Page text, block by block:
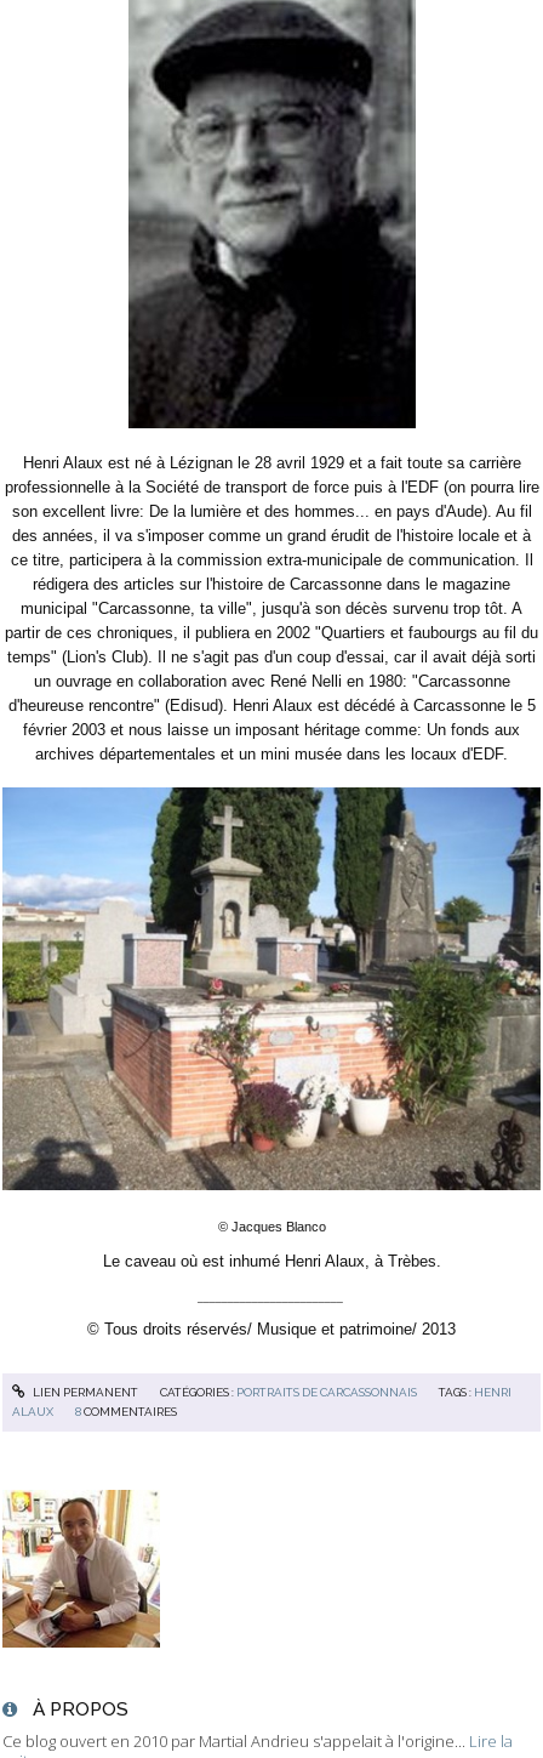
À PROPOS
Ce blog ouvert en 2010 par Martial Andrieu s'appelait à l'origine... Lire la
Henri Alaux est né à Lézignan le 28 avril 1929 et a fait toute sa carrière
professionnelle à la Société de transport de force puis à l'EDF (on pourra lire
son excellent livre: De la lumière et des hommes... en pays d'Aude). Au fil
des années, il va s'imposer comme un grand érudit de l'histoire locale et à
ce titre, participera à la commission extra-municipale de communication. Il
rédigera des articles sur l'histoire de Carcassonne dans le magazine
municipal "Carcassonne, ta ville", jusqu'à son décès survenu trop tôt. A
partir de ces chroniques, il publiera en 2002 "Quartiers et faubourgs au fil du
temps" (Lion's Club). Il ne s'agit pas d'un coup d'essai, car il avait déjà sorti
un ouvrage en collaboration avec René Nelli en 1980: "Carcassonne
d'heureuse rencontre" (Edisud). Henri Alaux est décédé à Carcassonne le 5
février 2003 et nous laisse un imposant héritage comme: Un fonds aux
archives départementales et un mini musée dans les locaux d'EDF.
© Jacques Blanco
Le caveau où est inhumé Henri Alaux, à Trèbes.
© Tous droits réservés/ Musique et patrimoine/ 2013
LIEN PERMANENT CATÉGORIES : PORTRAITS DE CARCASSONNAIS TAGS : HENRI
ALAUX
8 COMMENTAIRES